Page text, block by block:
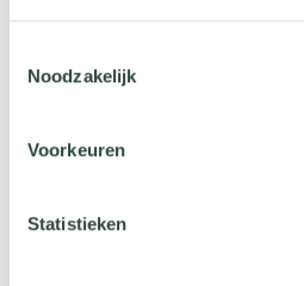
jehier.
Noodzakelijk
Voorkeuren
Statistieken